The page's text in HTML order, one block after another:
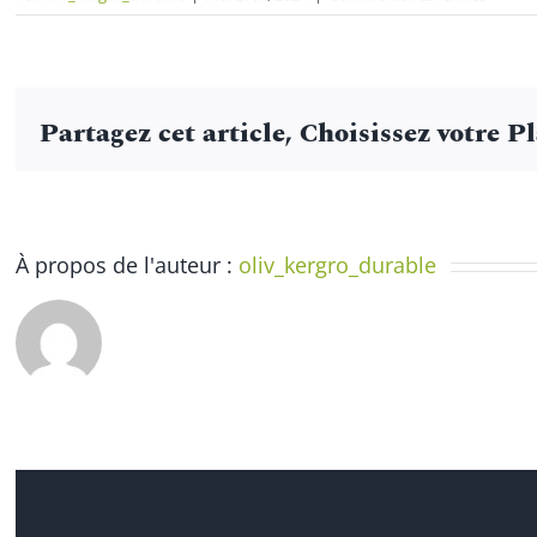
Atelier
naturel
Partagez cet article, Choisissez votre
À propos de l'auteur : oliv_kergro_durable